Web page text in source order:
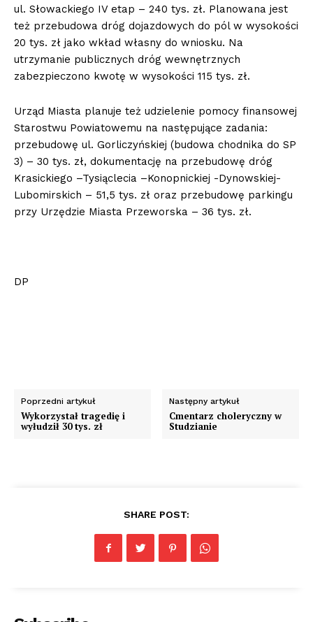
ul. Słowackiego IV etap – 240 tys. zł. Planowana jest
też przebudowa dróg dojazdowych do pól w wysokości
20 tys. zł jako wkład własny do wniosku. Na
utrzymanie publicznych dróg wewnętrznych
zabezpieczono kwotę w wysokości 115 tys. zł.
Urząd Miasta planuje też udzielenie pomocy finansowej
Starostwu Powiatowemu na następujące zadania:
przebudowę ul. Gorliczyńskiej (budowa chodnika do SP
3) – 30 tys. zł, dokumentację na przebudowę dróg
Krasickiego –Tysiąclecia –Konopnickiej -Dynowskiej-
Lubomirskich – 51,5 tys. zł oraz przebudowę parkingu
przy Urzędzie Miasta Przeworska – 36 tys. zł.
DP
Poprzedni artykuł
Wykorzystał tragedię i
wyłudził 30 tys. zł
Następny artykuł
Cmentarz choleryczny w
Studzianie
SHARE POST: